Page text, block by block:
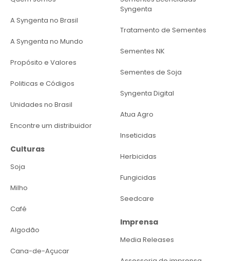
A Syngenta no Brasil
A Syngenta no Mundo
Propósito e Valores
Politicas e Códigos
Unidades no Brasil
Encontre um distribuidor
Culturas
Soja
Milho
Café
Algodão
Cana-de-Açucar
Syngenta
Tratamento de Sementes
Sementes NK
Sementes de Soja
Syngenta Digital
Atua Agro
Inseticidas
Herbicidas
Fungicidas
Seedcare
Imprensa
Media Releases